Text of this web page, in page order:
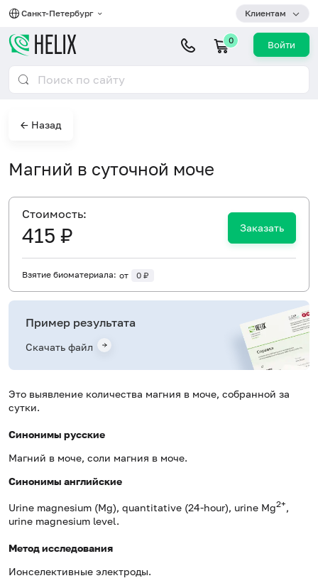
Санкт-Петербург Клиентам
0 Войти
← Назад
Магний в суточной моче
Это выявление количества магния в моче, собранной за
сутки.
Синонимы русские
Магний в моче, соли магния в моче.
Синонимы английские
Urine magnesium (Mg), quantitative (24-hour), urine Mg2+,
urine magnesium level.
Метод исследования
Ионселективные электроды.
Cтоимость:
415 ₽ Заказать
Взятие биоматериала: от 0 ₽
Пример результата
Скачать файл